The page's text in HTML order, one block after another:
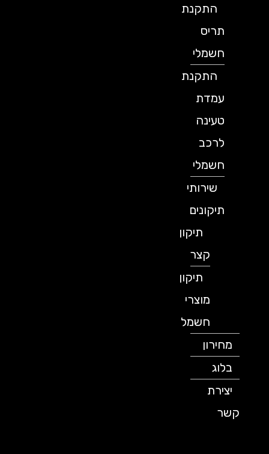
התקנת
תריס
חשמלי
התקנת
עמדת
טעינה
לרכב
חשמלי
שירותי
תיקונים
תיקון
תיקון
מוצרי
חשמל
מחירון
יצירת
קשר